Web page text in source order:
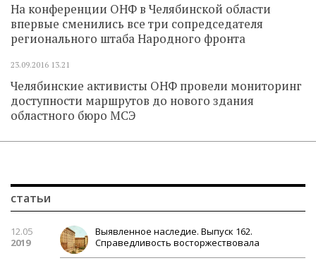
На конференции ОНФ в Челябинской области
впервые сменились все три сопредседателя
регионального штаба Народного фронта
23.09.2016 13.21
Челябинские активисты ОНФ провели мониторинг
доступности маршрутов до нового здания
областного бюро МСЭ
статьи
12.05
2019
Выявленное наследие. Выпуск 162.
Справедливость восторжествовала